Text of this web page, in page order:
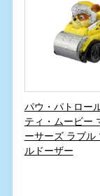
パウ・パトロー
ティ・ムービー
ーサーズ ラブル
ルドーザー